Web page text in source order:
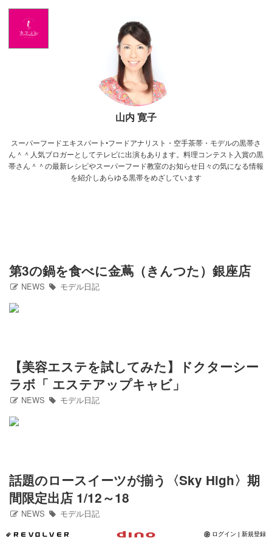
Home
NEWS
GLAMブログ
Instagram
Contact
山内 寛子
スーパーフードエキスパート•フードアナリスト・空手茶帯・モデルの黒帯さ
ん＾＾人気ブロガーとしてテレビに出演もあります。料理コンテスト入賞の黒
帯さん＾＾の最新レシピやスーパーフード教室のお知らせ日々の気になる情報
を紹介しあらゆる黒帯をめざしています
第3の鍋を食べに金蔦（きんつた）銀座店
NEWS モデル日記
【美容エステを試してみた】ドクターシー
ラボ「 エステアップキャビ」
NEWS モデル日記
話題のロースイーツが揃う〈Sky High〉期
間限定出店 1/12～18
NEWS モデル日記
*REVOLVER ログイン | 新規登録